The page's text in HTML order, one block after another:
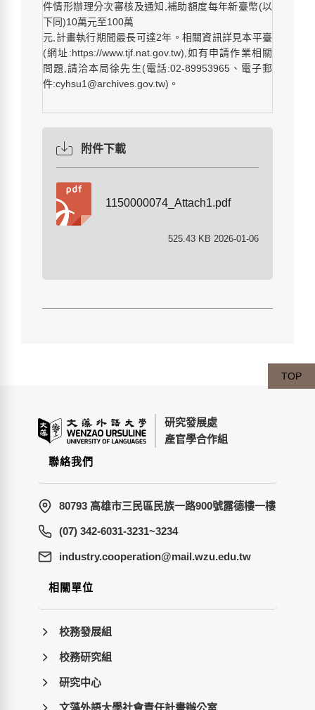
件情形辦理分次審核及通知,補助額度每年新臺幣(以
下同)10萬元至100萬
元,計畫執行期間最長可達2年。相關資訊詳見本平臺
(網址:https://www.tjf.nat.gov.tw),如有申請作業相關
問題,請洽本局徐先生(電話:02-89953965、電子郵
件:cyhsu1@archives.gov.tw)。
附件下載
1150000074_Attach1.pdf
525.43 KB 2026-01-06
研究發展處
產官學合作組
聯絡我們
80793 高雄市三民區民族一路900號露德樓一樓
(07) 342-6031-3231~3234
wt.ude.uzw.liam@noitarepooc.yrtsudni
相關單位
校務發展組
校務研究組
研究中心
文藻外語大學社會責任計畫辦公室
TOP